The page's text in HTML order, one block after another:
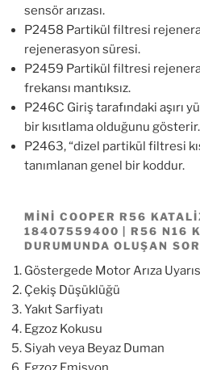
sensör arızası.
P2458 Partikül filtresi
rejenerasyon süresi.
P2459 Partikül filtresi
frekansı mantıksız.
P246C Giriş tarafındaki aşırı
bir kısıtlama olduğunu gösterir.
P2463, “dizel partikül filtresi
tanımlanan genel bir koddur.
MİNİ COOPER R56
18407559400 | R56 N16
DURUMUNDA OLUŞAN
Göstergede Motor Arıza
Çekiş Düşüklüğü
Yakıt Sarfiyatı
Egzoz Kokusu
Siyah veya Beyaz Duman